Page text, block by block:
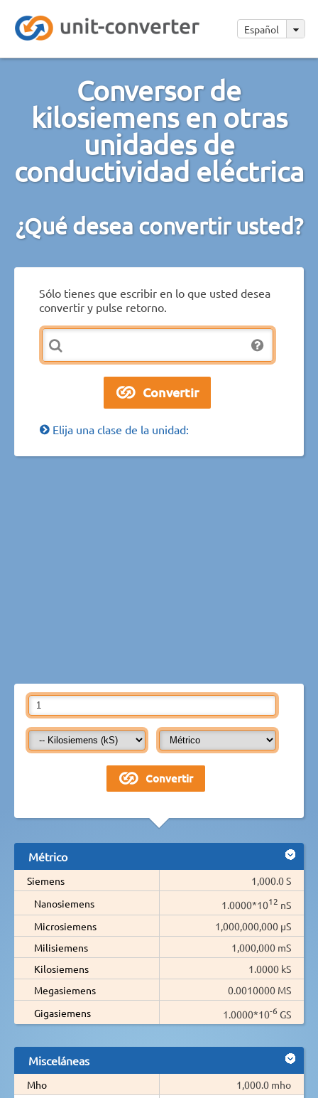
Español
Conversor de
kilosiemens en otras
unidades de
conductividad eléctrica
¿Qué desea convertir usted?
Sólo tienes que escribir en lo que usted desea
convertir y pulse retorno.
Elija una clase de la unidad:
Métrico
Siemens
1,000.0 S
Nanosiemens
1.0000*1012 nS
Microsiemens
1,000,000,000 µS
Milisiemens
1,000,000 mS
Kilosiemens
1.0000 kS
Megasiemens
0.0010000 MS
Gigasiemens
1.0000*10-6 GS
Misceláneas
Mho
1,000.0 mho